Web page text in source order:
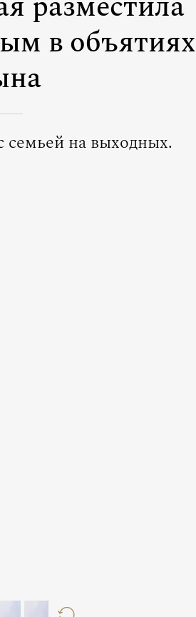
в объятиях
семьей на выходных.